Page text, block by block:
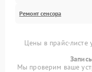
Ремонт сенсора
Цены в прайс-листе
Мы проверим ваше